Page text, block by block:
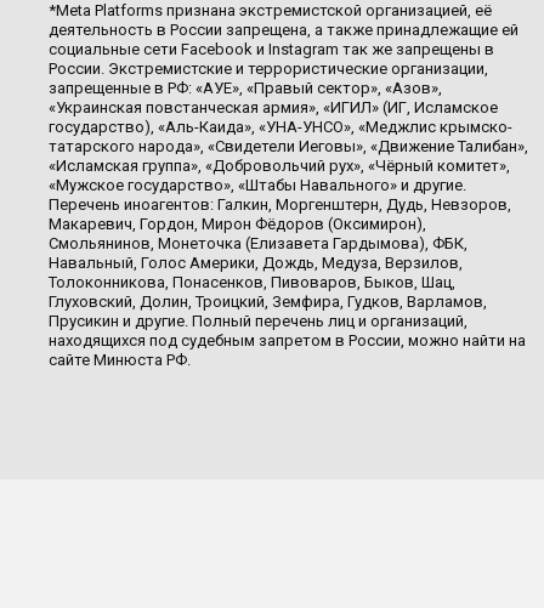
*Meta Platforms признана экстремистской организацией, её
деятельность в России запрещена, а также принадлежащие ей
социальные сети Facebook и Instagram так же запрещены в
России. Экстремистские и террористические организации,
запрещенные в РФ: «АУЕ», «Правый сектор», «Азов»,
«Украинская повстанческая армия», «ИГИЛ» (ИГ, Исламское
государство), «Аль-Каида», «УНА-УНСО», «Меджлис крымско-
татарского народа», «Свидетели Иеговы», «Движение Талибан»,
«Исламская группа», «Добровольчий рух», «Чёрный комитет»,
«Мужское государство», «Штабы Навального» и другие.
Перечень иноагентов: Галкин, Моргенштерн, Дудь, Невзоров,
Макаревич, Гордон, Мирон Фёдоров (Оксимирон),
Смольянинов, Монеточка (Елизавета Гардымова), ФБК,
Навальный, Голос Америки, Дождь, Медуза, Верзилов,
Толоконникова, Понасенков, Пивоваров, Быков, Шац,
Глуховский, Долин, Троицкий, Земфира, Гудков, Варламов,
Прусикин и другие. Полный перечень лиц и организаций,
находящихся под судебным запретом в России, можно найти на
сайте Минюста РФ.